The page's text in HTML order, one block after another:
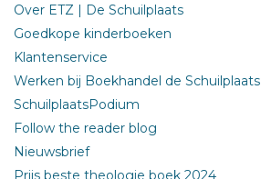
Over ETZ | De Schuilplaats
Goedkope kinderboeken
Klantenservice
Werken bij Boekhandel de Schuilplaats
SchuilplaatsPodium
Follow the reader blog
Nieuwsbrief
Prijs beste theologie boek 2024